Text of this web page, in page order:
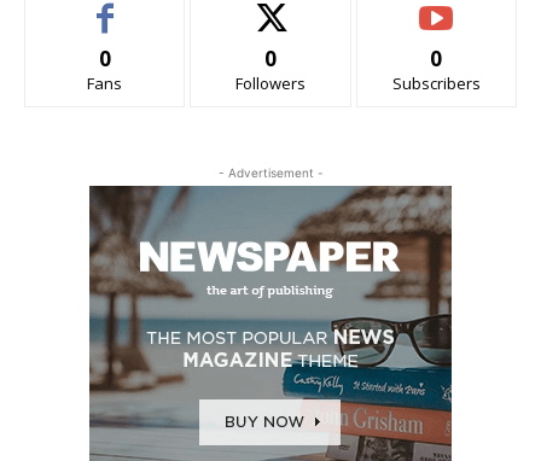
0
Fans
0
Followers
0
Subscribers
- Advertisement -